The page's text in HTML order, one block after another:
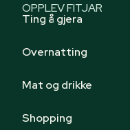
OPPLEV FITJAR
Ting å gjera
Overnatting
Mat og drikke
Shopping